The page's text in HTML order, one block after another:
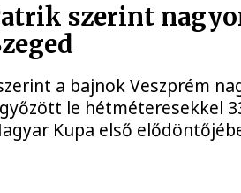
szerint
a bajnok Veszprém
le hétméteresekkel
Kupa első